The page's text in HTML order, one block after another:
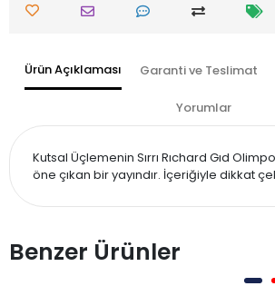
Ürün Açıklaması Garanti ve Teslimat
Yorumlar
Kutsal Üçlemenin Sırrı Rıchard Gıd
öne çıkan bir yayındır. İçeriğiyle dikkat
Benzer Ürünler